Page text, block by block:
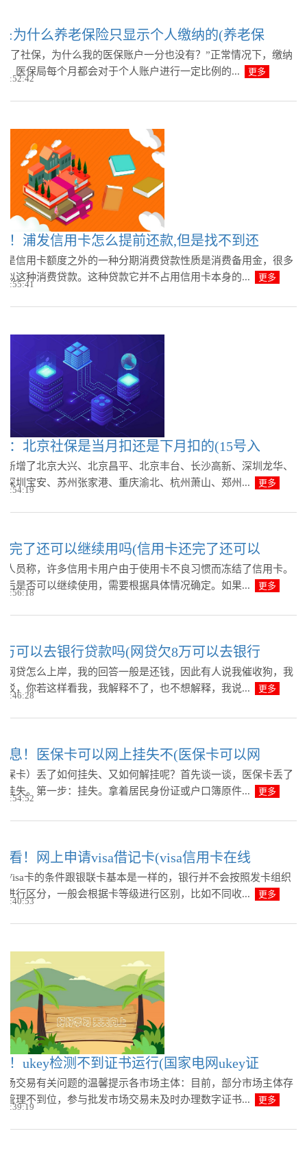
:为什么养老保险只显示个人缴纳的(养老保
了社保，为什么我的医保账户一分也没有？”正常情况下，缴纳
，医保局每个月都会对于个人账户进行一定比例的...
更多
！浦发信用卡怎么提前还款,但是找不到还
是信用卡额度之外的一种分期消费贷款性质是消费备用金，很多
似这种消费贷款。这种贷款它并不占用信用卡本身的...
更多
：北京社保是当月扣还是下月扣的(15号入
新增了北京大兴、北京昌平、北京丰台、长沙高新、深圳龙华、
深圳宝安、苏州张家港、重庆渝北、杭州萧山、郑州...
更多
完了还可以继续用吗(信用卡还完了还可以
人员称，许多信用卡用户由于使用卡不良习惯而冻结了信用卡。
后是否可以继续使用，需要根据具体情况确定。如果...
更多
可以去银行贷款吗(网贷欠8万可以去银行
网贷怎么上岸，我的回答一般是还钱，因此有人说我催收狗，我
驳，你若这样看我，我解释不了，也不想解释，我说...
更多
息！医保卡可以网上挂失不(医保卡可以网
保卡）丢了如何挂失、又如何解挂呢？首先谈一谈，医保卡丢了
挂失。第一步：挂失。拿着居民身份证或户口簿原件...
更多
看！网上申请visa借记卡(visa信用卡在线
Visa卡的条件跟银联卡基本是一样的，银行并不会按照发卡组织
进行区分，一般会根据卡等级进行区别，比如不同收...
更多
！ukey检测不到证书运行(国家电网ukey证
场交易有关问题的温馨提示各市场主体：目前，部分市场主体存
管理不到位，参与批发市场交易未及时办理数字证书...
更多